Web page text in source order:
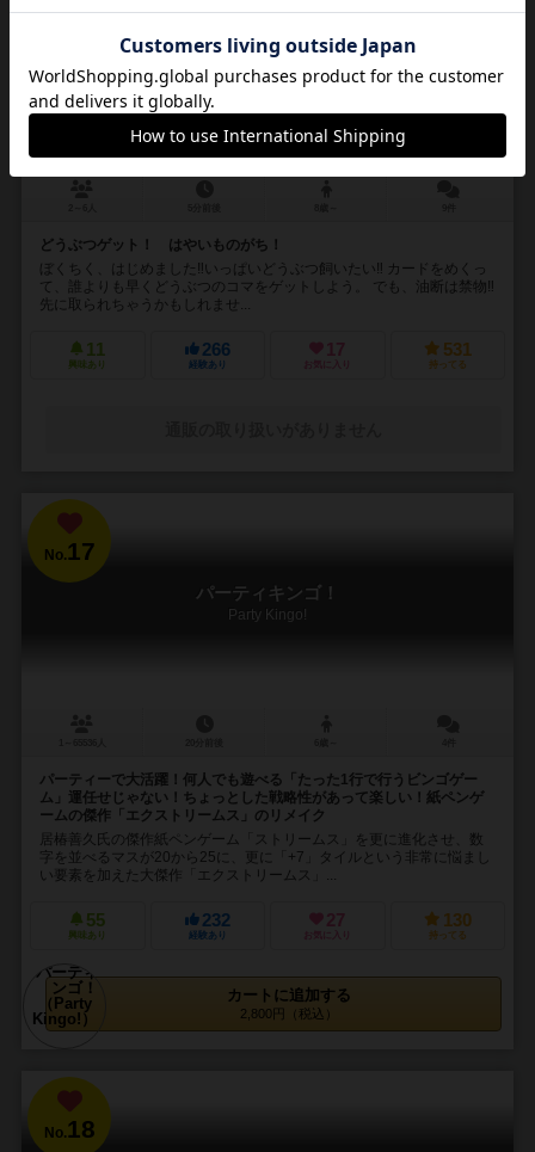
16
ぼくちく！！
Stockbreeding
どうぶつゲット！ はやいものがち！
ぼくちく、はじめました‼︎いっぱいどうぶつ飼いたい‼︎ カードをめくっ
て、誰よりも早くどうぶつのコマをゲットしよう。 でも、油断は禁物‼︎
先に取られちゃうかもしれませ...
11
興味あり
266
経験あり
17
お気に入り
531
持ってる
No.17
パーティキンゴ！
Party Kingo!
パーティーで大活躍！何人でも遊べる「たった1行で行うビンゴゲー
ム」運任せじゃない！ちょっとした戦略性があって楽しい！紙ペンゲ
ームの傑作「エクストリームス」のリメイク
居椿善久氏の傑作紙ペンゲーム「ストリームス」を更に進化させ、数
字を並べるマスが20から25に、更に「+7」タイルという非常に悩まし
い要素を加えた大傑作「エクストリームス」...
55
興味あり
232
経験あり
27
お気に入り
130
持ってる
カートに追加する
2,800円（税込）
No.18